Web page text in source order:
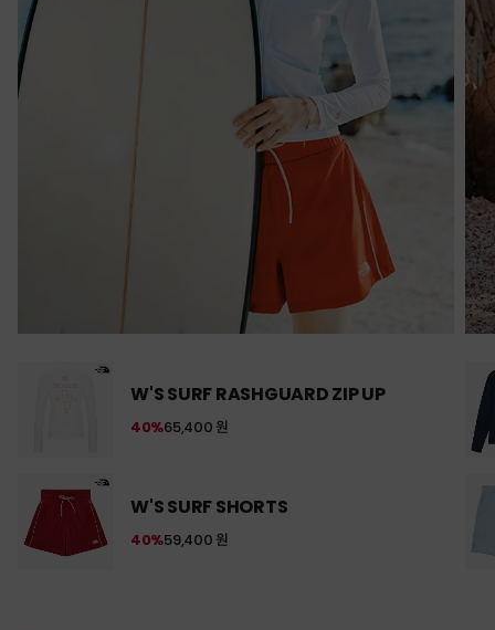
W'S SURF RASHGUARD ZIP UP
65,400 원
40%
W'S SURF SHORTS
59,400 원
40%